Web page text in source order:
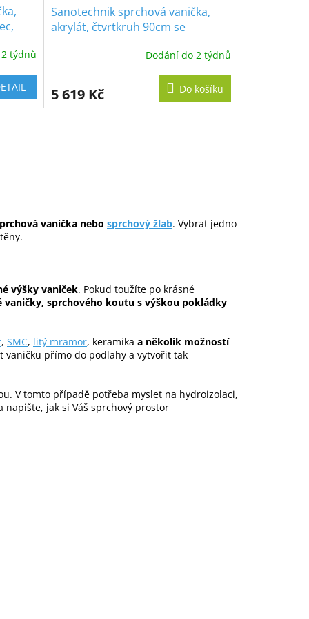
týdnů
Sanotechnik sprchová vanička,
akrylát, čtvrtkruh 90cm se
Dodání do 2 týdnů
5 619 Kč Do košíku
vanička nebo sprchový žlab. Vybrat jedno
výšky vaniček. Pokud toužíte po krásné
vaničky, sprchového koutu s výškou pokládky
, SMC, litý mramor, keramika a několik možností
vaničku přímo do podlahy a vytvořit tak
V tomto případě potřeba myslet na hydroizolaci,
jak si Váš sprchový prostor